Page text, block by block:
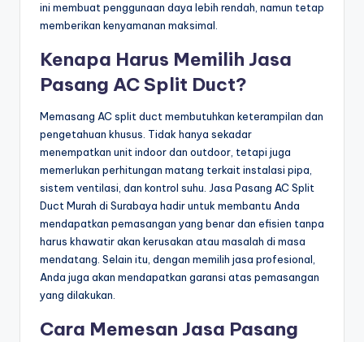
ini membuat penggunaan daya lebih rendah, namun tetap
memberikan kenyamanan maksimal.
Kenapa Harus Memilih Jasa
Pasang AC Split Duct?
Memasang AC split duct membutuhkan keterampilan dan
pengetahuan khusus. Tidak hanya sekadar
menempatkan unit indoor dan outdoor, tetapi juga
memerlukan perhitungan matang terkait instalasi pipa,
sistem ventilasi, dan kontrol suhu. Jasa Pasang AC Split
Duct Murah di Surabaya hadir untuk membantu Anda
mendapatkan pemasangan yang benar dan efisien tanpa
harus khawatir akan kerusakan atau masalah di masa
mendatang. Selain itu, dengan memilih jasa profesional,
Anda juga akan mendapatkan garansi atas pemasangan
yang dilakukan.
Cara Memesan Jasa Pasang